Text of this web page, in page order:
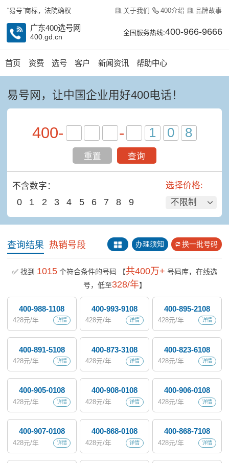
“易号”商标，法院确权 关于我们 400介绍 品牌故事
广东400选号网
400.gd.cn
全国服务热线:400-966-9666
首页 资费 选号 客户 新闻资讯 帮助中心
易号网，让中国企业用好400电话！
400- -
重置 查询
不含数字：
0 1 2 3 4 5 6 7 8 9
选择价格:
不限制
查询结果 热销号段 办理须知 换一批号码
✅ 找到 1015个符合条件的号码 【共400万+ 号码库，在线选
号，低至328/年】
400-988-1108
详情
428元/年
400-993-9108
详情
428元/年
400-895-2108
详情
428元/年
400-891-5108
详情
428元/年
400-873-3108
详情
428元/年
400-823-6108
详情
428元/年
400-905-0108
详情
428元/年
400-908-0108
详情
428元/年
400-906-0108
详情
428元/年
400-907-0108
详情
428元/年
400-868-0108
详情
428元/年
400-868-7108
详情
428元/年